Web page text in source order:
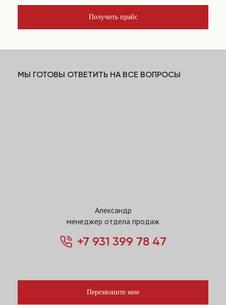
Получить прайс
МЫ ГОТОВЫ ОТВЕТИТЬ НА ВСЕ ВОПРОСЫ
Александр
менеджер отдела продаж
+7 931 399 78 47
Перезвоните мне